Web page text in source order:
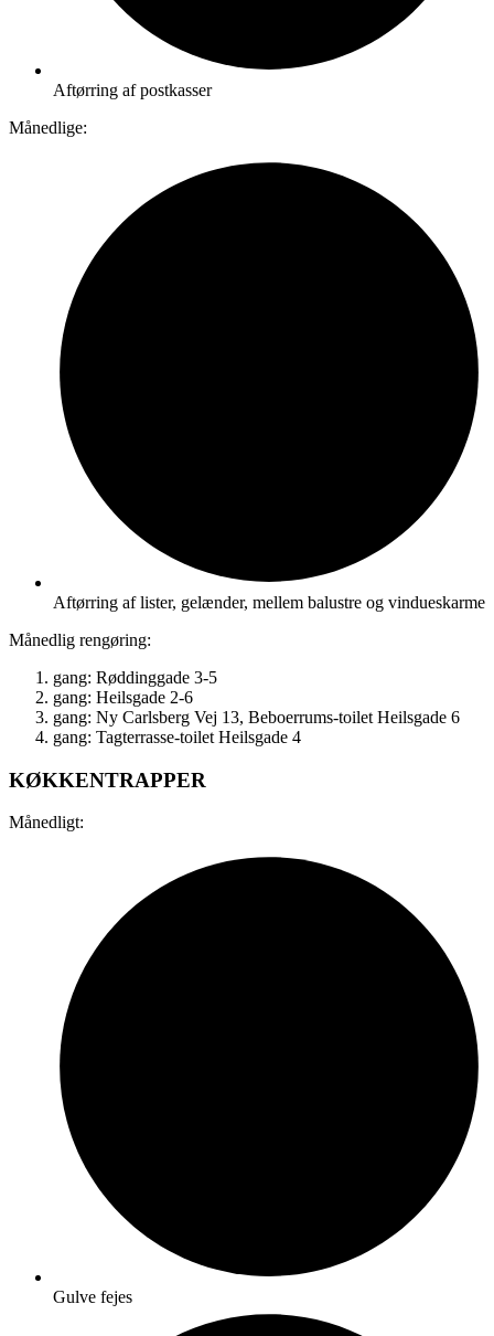
Aftørring af postkasser
Månedlige:
Aftørring af lister, gelænder, mellem balustre og vindueskarme
Månedlig rengøring:
gang: Røddinggade 3-5
gang: Heilsgade 2-6
gang: Ny Carlsberg Vej 13, Beboerrums-toilet Heilsgade 6
gang: Tagterrasse-toilet Heilsgade 4
KØKKENTRAPPER
Månedligt:
Gulve fejes